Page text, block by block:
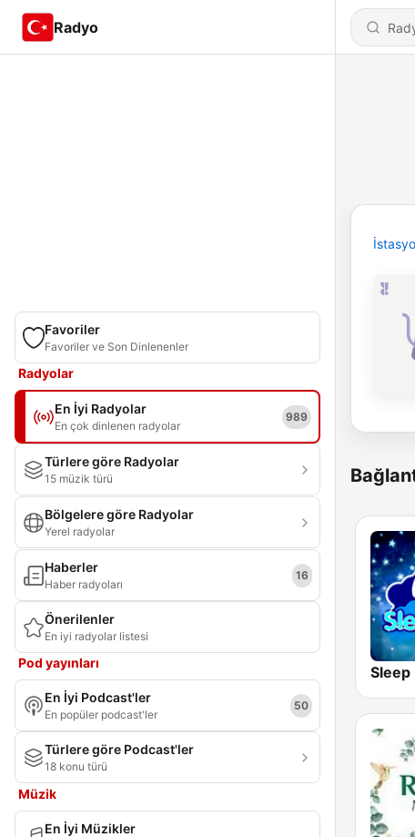
Radyo
Favoriler
Favoriler ve Son Dinlenenler
Radyolar
En İyi Radyolar
En çok dinlenen radyolar
989
Türlere göre Radyolar
15 müzik türü
Bölgelere göre Radyolar
Yerel radyolar
Haberler
Haber radyoları
16
Önerilenler
En iyi radyolar listesi
Pod yayınları
En İyi Podcast'ler
En popüler podcast'ler
50
Türlere göre Podcast'ler
18 konu türü
Müzik
En İyi Müzikler
Sleep